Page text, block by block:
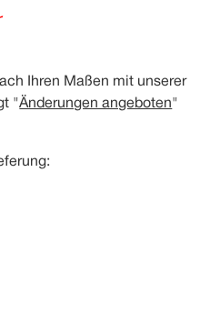
Ihren Maßen mit unserer
"Änderungen angeboten"